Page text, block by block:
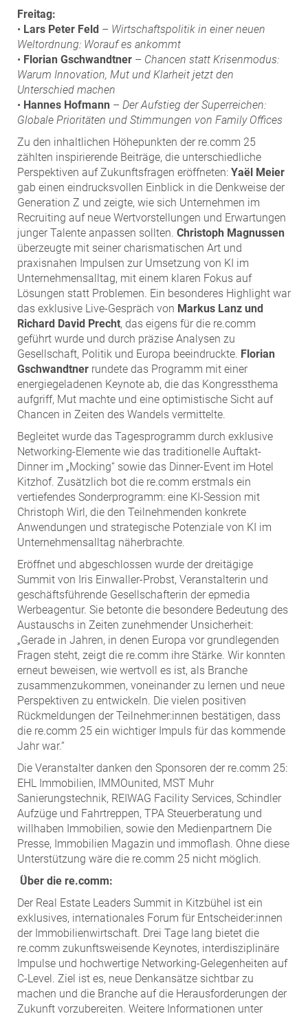
Freitag:
• Lars Peter Feld – Wirtschaftspolitik in einer neuen
Weltordnung: Worauf es ankommt
• Florian Gschwandtner – Chancen statt Krisenmodus:
Warum Innovation, Mut und Klarheit jetzt den
Unterschied machen
• Hannes Hofmann – Der Aufstieg der Superreichen:
Globale Prioritäten und Stimmungen von Family Offices
Zu den inhaltlichen Höhepunkten der re.comm 25
zählten inspirierende Beiträge, die unterschiedliche
Perspektiven auf Zukunftsfragen eröffneten: Yaël Meier
gab einen eindrucksvollen Einblick in die Denkweise der
Generation Z und zeigte, wie sich Unternehmen im
Recruiting auf neue Wertvorstellungen und Erwartungen
junger Talente anpassen sollten. Christoph Magnussen
überzeugte mit seiner charismatischen Art und
praxisnahen Impulsen zur Umsetzung von KI im
Unternehmensalltag, mit einem klaren Fokus auf
Lösungen statt Problemen. Ein besonderes Highlight war
das exklusive Live-Gespräch von Markus Lanz und
Richard David Precht, das eigens für die re.comm
geführt wurde und durch präzise Analysen zu
Gesellschaft, Politik und Europa beeindruckte. Florian
Gschwandtner rundete das Programm mit einer
energiegeladenen Keynote ab, die das Kongressthema
aufgriff, Mut machte und eine optimistische Sicht auf
Chancen in Zeiten des Wandels vermittelte.
Begleitet wurde das Tagesprogramm durch exklusive
Networking-Elemente wie das traditionelle Auftakt-
Dinner im „Mocking“ sowie das Dinner-Event im Hotel
Kitzhof. Zusätzlich bot die re.comm erstmals ein
vertiefendes Sonderprogramm: eine KI-Session mit
Christoph Wirl, die den Teilnehmenden konkrete
Anwendungen und strategische Potenziale von KI im
Unternehmensalltag näherbrachte.
Eröffnet und abgeschlossen wurde der dreitägige
Summit von Iris Einwaller-Probst, Veranstalterin und
geschäftsführende Gesellschafterin der epmedia
Werbeagentur. Sie betonte die besondere Bedeutung des
Austauschs in Zeiten zunehmender Unsicherheit:
„Gerade in Jahren, in denen Europa vor grundlegenden
Fragen steht, zeigt die re.comm ihre Stärke. Wir konnten
erneut beweisen, wie wertvoll es ist, als Branche
zusammenzukommen, voneinander zu lernen und neue
Perspektiven zu entwickeln. Die vielen positiven
Rückmeldungen der Teilnehmer:innen bestätigen, dass
die re.comm 25 ein wichtiger Impuls für das kommende
Jahr war.“
Die Veranstalter danken den Sponsoren der re.comm 25:
EHL Immobilien, IMMOunited, MST Muhr
Sanierungstechnik, REIWAG Facility Services, Schindler
Aufzüge und Fahrtreppen, TPA Steuerberatung und
willhaben Immobilien, sowie den Medienpartnern Die
Presse, Immobilien Magazin und immoflash. Ohne diese
Unterstützung wäre die re.comm 25 nicht möglich.
Über die re.comm:
Der Real Estate Leaders Summit in Kitzbühel ist ein
exklusives, internationales Forum für Entscheider:innen
der Immobilienwirtschaft. Drei Tage lang bietet die
re.comm zukunftsweisende Keynotes, interdisziplinäre
Impulse und hochwertige Networking-Gelegenheiten auf
C-Level. Ziel ist es, neue Denkansätze sichtbar zu
machen und die Branche auf die Herausforderungen der
Zukunft vorzubereiten. Weitere Informationen unter